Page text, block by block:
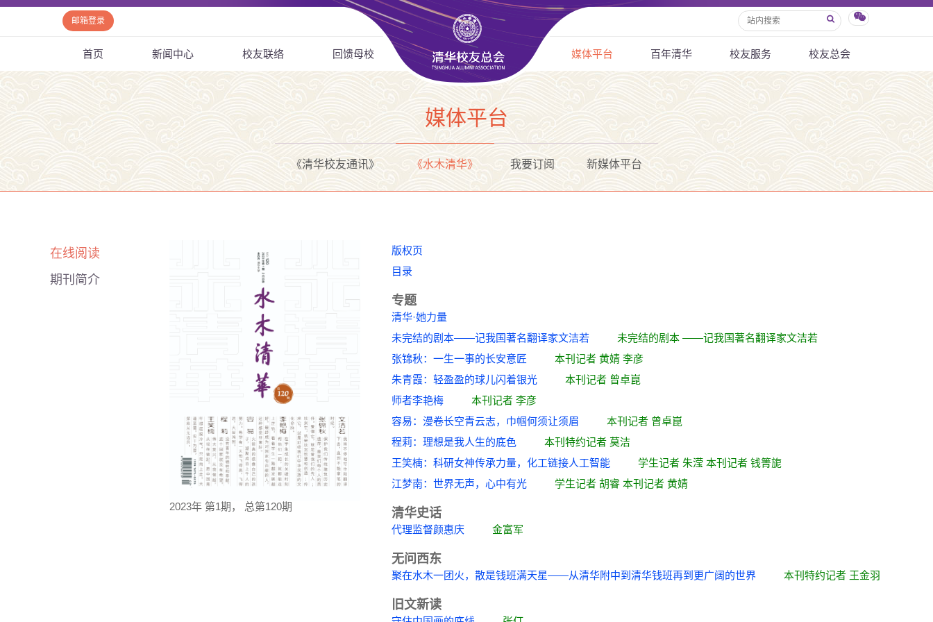
邮箱登录
首页 新闻中心 校友联络 回馈母校 媒体平台 百年清华 校友服务 校友总会
媒体平台
《清华校友通讯》 《水木清华》 我要订阅 新媒体平台
在线阅读
期刊简介
2023年 第1期， 总第120期
版权页
目录
专题
清华·她力量
未完结的剧本——记我国著名翻译家文洁若 未完结的剧本 ——记我国著名翻译家文洁若
张锦秋：一生一事的长安意匠 本刊记者 黄婧 李彦
朱青霞：轻盈盈的球儿闪着银光 本刊记者 曾卓崑
师者李艳梅 本刊记者 李彦
容易：漫卷长空青云志，巾帼何须让须眉 本刊记者 曾卓崑
程莉：理想是我人生的底色 本刊特约记者 莫洁
王笑楠：科研女神传承力量，化工链接人工智能 学生记者 朱滢 本刊记者 钱箐旎
江梦南：世界无声，心中有光 学生记者 胡睿 本刊记者 黄婧
清华史话
代理监督颜惠庆 金富军
无问西东
聚在水木一团火，散是钱班满天星——从清华附中到清华钱班再到更广阔的世界 本刊特约记者 王金羽
旧文新读